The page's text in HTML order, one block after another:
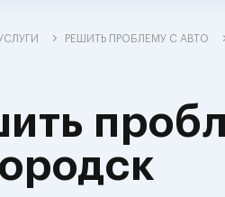
РЕШИТЬ ПРОБЛЕМУ С АВТО